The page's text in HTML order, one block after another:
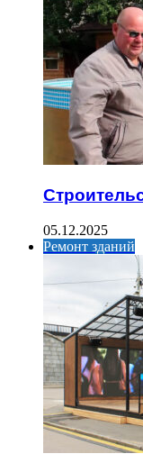
05.12.2025
Ремонт зданий